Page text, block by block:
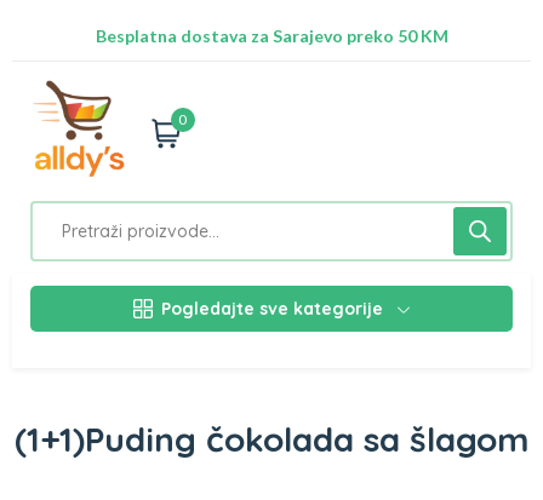
Besplatna dostava za Sarajevo preko 50 KM
0
Pogledajte sve kategorije
(1+1)Puding čokolada sa šlagom